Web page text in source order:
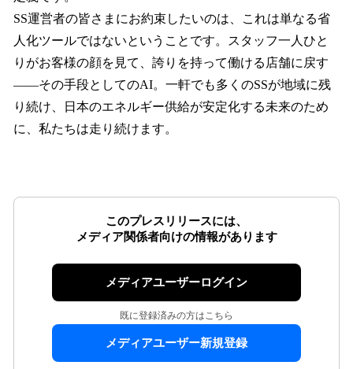
SS運営者の皆さまにお約束したいのは、これは単なる省
人化ツールではないということです。スタッフ一人ひと
りがお客様の顔を見て、誇りを持って働ける店舗に戻す
——その手段としてのAI。一軒でも多くのSSが地域に残
り続け、日本のエネルギー供給が安定化する未来のため
に、私たちは走り続けます。
このプレスリリースには、
メディア関係者向けの情報があります
メディアユーザーログイン
既に登録済みの方はこちら
メディアユーザー新規登録